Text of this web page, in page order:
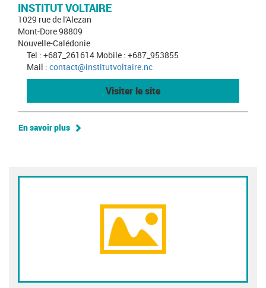
INSTITUT VOLTAIRE
1029 rue de l'Alezan
Mont-Dore 98809
Nouvelle-Calédonie
Tel : +687_261614 Mobile : +687_953855
Mail : contact@institutvoltaire.nc
Visiter le site
En savoir plus